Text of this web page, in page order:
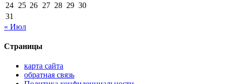
24 25 26 27 28 29 30
31
« Июл
Страницы
карта сайта
обратная связь